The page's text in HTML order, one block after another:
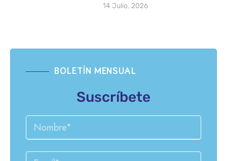
14 Julio, 2026
BOLETÍN MENSUAL
Suscríbete